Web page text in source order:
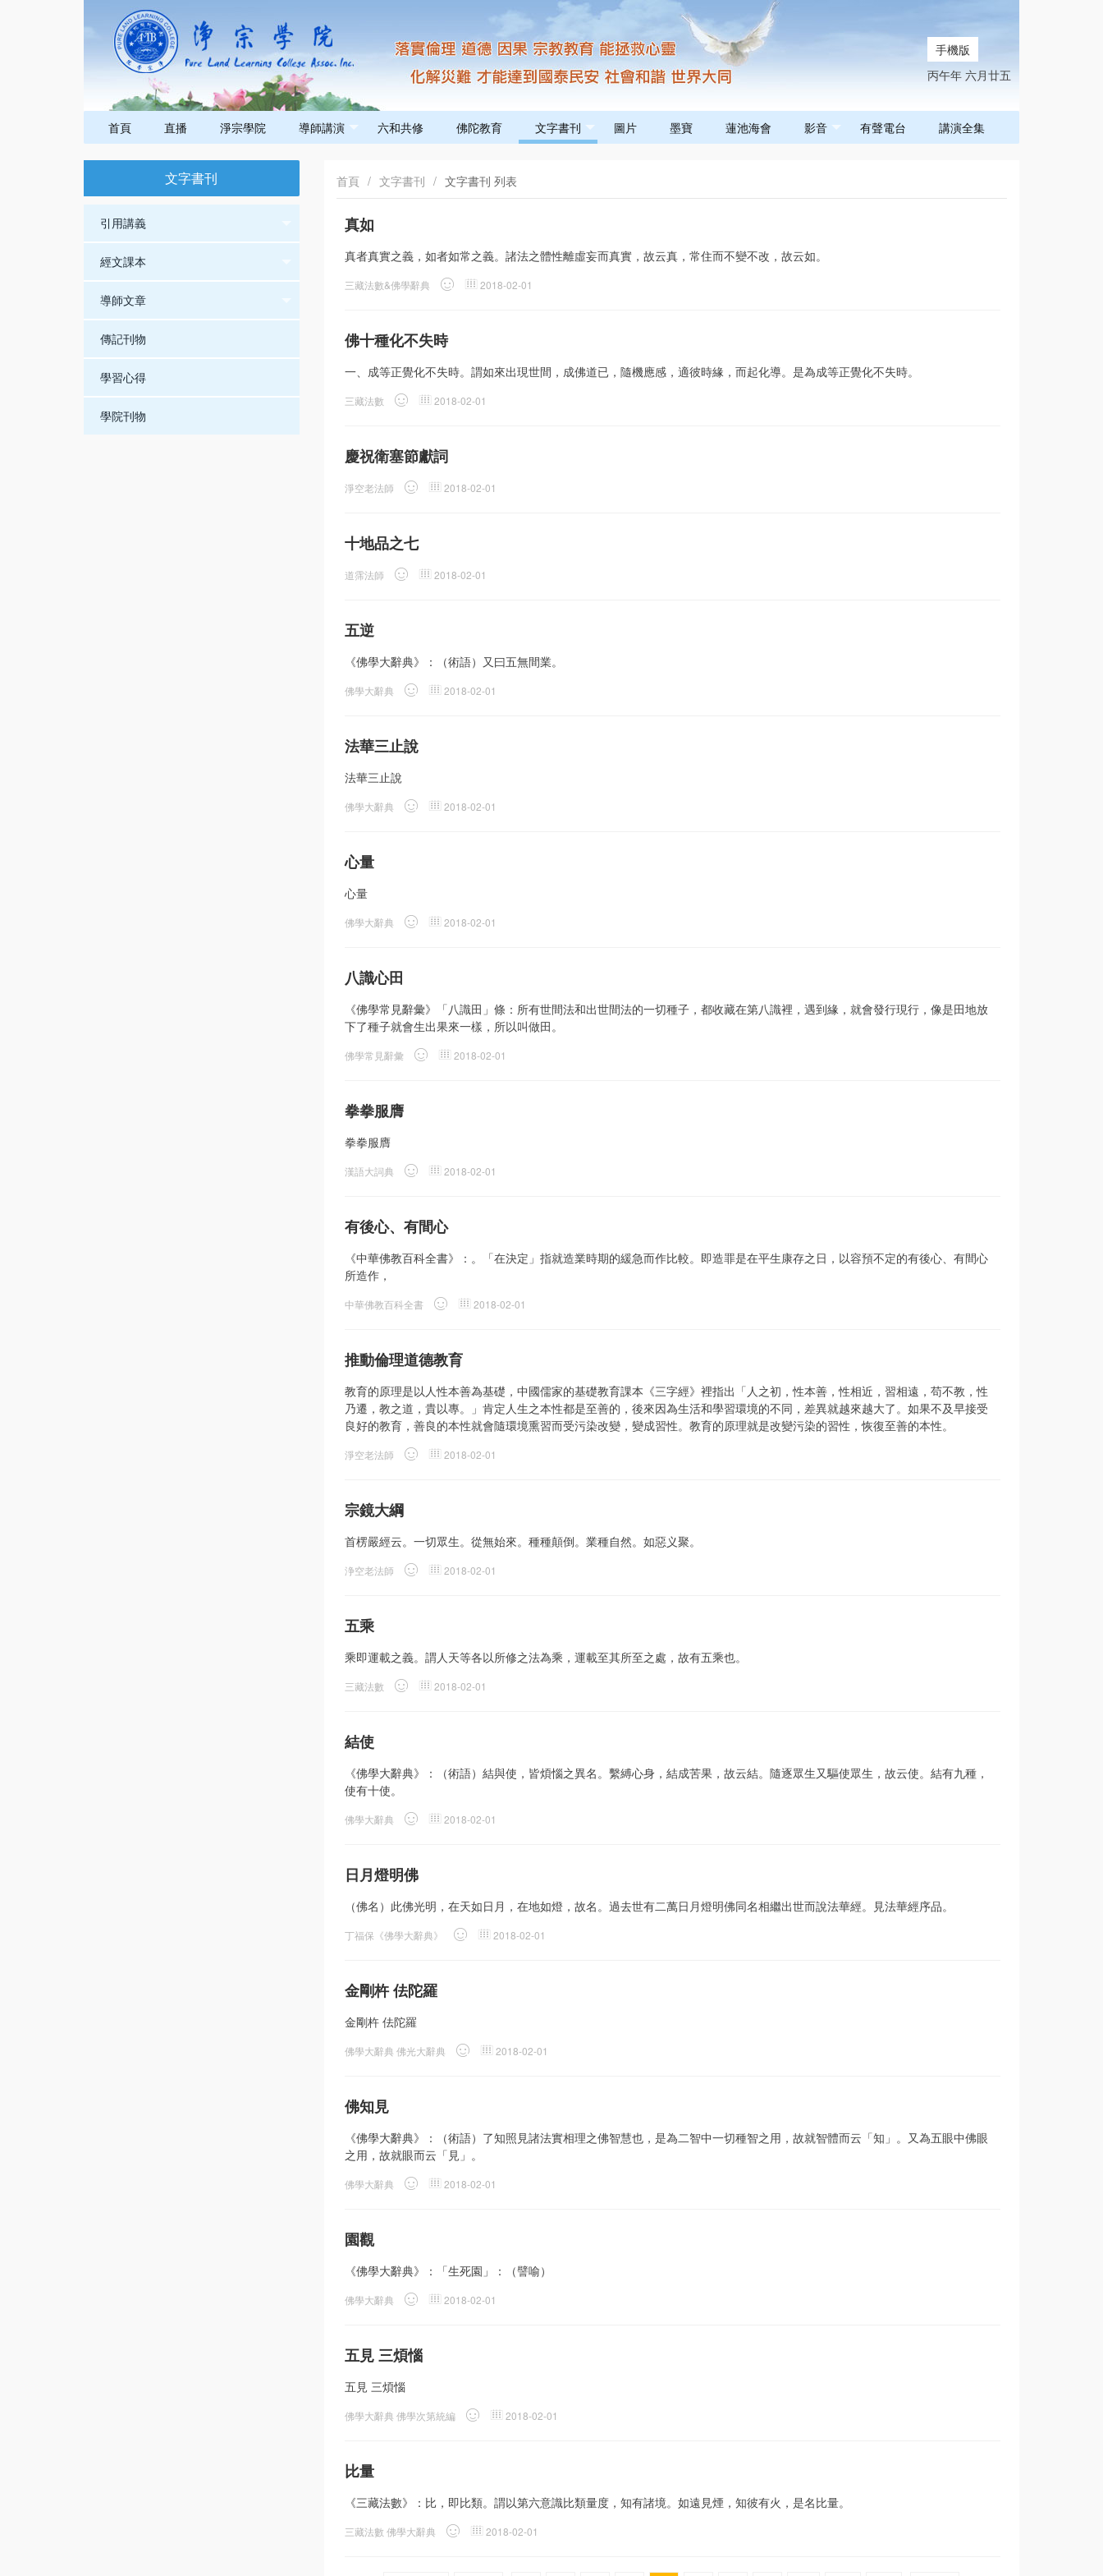
手機版
丙午年 六月廿五
首頁 直播 淨宗學院 導師講演 六和共修 佛陀教育 文字書刊 圖片 墨寶 蓮池海會 影音 有聲電台 講演全集
文字書刊
引用講義
經文課本
導師文章
傳記刊物
學習心得
學院刊物
首頁 / 文字書刊 / 文字書刊 列表
真如
真者真實之義，如者如常之義。諸法之體性離虛妄而真實，故云真，常住而不變不改，故云如。
三藏法數&佛學辭典 2018-02-01
佛十種化不失時
一、成等正覺化不失時。謂如來出現世間，成佛道已，隨機應感，適彼時緣，而起化導。是為成等正覺化不失時。
三藏法數 2018-02-01
慶祝衛塞節獻詞
淨空老法師 2018-02-01
十地品之七
道霈法師 2018-02-01
五逆
《佛學大辭典》：（術語）又曰五無間業。
佛學大辭典 2018-02-01
法華三止說
法華三止說
佛學大辭典 2018-02-01
心量
心量
佛學大辭典 2018-02-01
八識心田
《佛學常見辭彙》「八識田」條：所有世間法和出世間法的一切種子，都收藏在第八識裡，遇到緣，就會發行現行，像是田地放
下了種子就會生出果來一樣，所以叫做田。
佛學常見辭彙 2018-02-01
拳拳服膺
拳拳服膺
漢語大詞典 2018-02-01
有後心、有間心
《中華佛教百科全書》：。「在決定」指就造業時期的緩急而作比較。即造罪是在平生康存之日，以容預不定的有後心、有間心
所造作，
中華佛教百科全書 2018-02-01
推動倫理道德教育
教育的原理是以人性本善為基礎，中國儒家的基礎教育課本《三字經》裡指出「人之初，性本善，性相近，習相遠，苟不教，性
乃遷，教之道，貴以專。」肯定人生之本性都是至善的，後來因為生活和學習環境的不同，差異就越來越大了。如果不及早接受
良好的教育，善良的本性就會隨環境熏習而受污染改變，變成習性。教育的原理就是改變污染的習性，恢復至善的本性。
淨空老法師 2018-02-01
宗鏡大綱
首楞嚴經云。一切眾生。從無始來。種種顛倒。業種自然。如惡义聚。
浄空老法師 2018-02-01
五乘
乘即運載之義。謂人天等各以所修之法為乘，運載至其所至之處，故有五乘也。
三藏法數 2018-02-01
結使
《佛學大辭典》：（術語）結與使，皆煩惱之異名。繫縛心身，結成苦果，故云結。隨逐眾生又驅使眾生，故云使。結有九種，
使有十使。
佛學大辭典 2018-02-01
日月燈明佛
（佛名）此佛光明，在天如日月，在地如燈，故名。過去世有二萬日月燈明佛同名相繼出世而說法華經。見法華經序品。
丁福保《佛學大辭典》 2018-02-01
金剛杵 佉陀羅
金剛杵 佉陀羅
佛學大辭典 佛光大辭典 2018-02-01
佛知見
《佛學大辭典》：（術語）了知照見諸法實相理之佛智慧也，是為二智中一切種智之用，故就智體而云「知」。又為五眼中佛眼
之用，故就眼而云「見」。
佛學大辭典 2018-02-01
園觀
《佛學大辭典》：「生死園」：（譬喻）
佛學大辭典 2018-02-01
五見 三煩惱
五見 三煩惱
佛學大辭典 佛學次第統編 2018-02-01
比量
《三藏法數》：比，即比類。謂以第六意識比類量度，知有諸境。如遠見煙，知彼有火，是名比量。
三藏法數 佛學大辭典 2018-02-01